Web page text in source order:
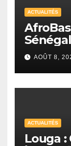
ACTUALITÉS
quarts
AOÛT 8,
ACTUALITÉS
Louga :